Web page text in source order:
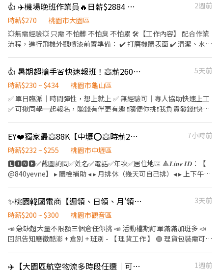
週休二日還見紅休(愛賺加班費的這邊有福了) 🚌免費交通車(免費先
報名就對了) ------------------------------------------------------
劉小姐帶你上班去🫶🏻 ᴸᴵᴺᴱ ᴵᴰ a0909080315
https://reurl.cc/Z8OmnW 加入請提供姓名｜電話｜職缺即可
👍 ✈️機場晚班作業員🔥日薪$2884 無經驗/暑期打工 可
2週前
時薪$270
桃園市大園區
💥無需經驗💥 只需 不怕髒 不怕臭 不怕累 🛠【工作內容】 配合作業
流程，進行飛機外觀噴漆前置準備： ✔️ 打磨機體表面 ✔️ 清潔、水
薪） 另有早班及其他職缺可詢問（早晚班都可配合優先錄取） 本公
司為 長榮航空安衛家族 長榮航太維修廠承攬商 表現穩定、出勤良
好， ✅有機會「轉任長榮航太本工」，享正式員工福利與升遷制度
供宿舍 薪水週領 面試需備良民證 有半年內申請的良民證可優先安排
👍 暑期超搶手🚨快速報班！高薪260🔥日領現賺💸多時段任選！
5天前
時薪$230 ~ $434
桃園市龜山區
✅ 單日臨派｜時間彈性，想上就上 ✅ 無經驗可｜專人協助快速上工
✅ 可揪同學一起報名，賺錢有伴更有趣 ❗️隨便你挑❗️我負責發錢❗️快找
17:30－22:30 夜班: 00:00－08:00 夜11班:23:00－08:00 晚9班：
21:00－06:00 ~~~~~~~~~~~~~~~~~~~~~~~~~~~~~~ 💸時薪230💸
專區 早9班：09:00 － 18:00 早8班：08:00 －17:00 午13班：13:00
－20:00 午14班：14:00－23:00 工作內容: 簡單分貨＋包裹整理 工作
地點： 📍地址: 桃園市龜山區頂湖二街
津貼加碼250~600💸 🕒 上班時段 ▪ 早班：08:00 - 17:00｜時薪
$210 ▪ 晚班：18:00 - 03:00｜時薪 $240 地址: 桃1📍桃園市大園區
建國路 桃3📍桃園市大園區中山南路 桃4📍桃園市觀音區玉林路一段
桃5📍桃園市觀音區寶倉街 桃6📍桃園市大園區航翔路 RC8📍桃園市
楊梅區環東路 桃9📍桃園市大園區建國路 桃17📍桃園市大園區開和
路 ━━━━━━━━━━━━━━━━━━━━━ ❤️𝑳𝒊𝒏𝒆 𝑰𝑫：
【@317tpzqd】明熙-Blue專員 加入後請留下您的姓名+電話+職缺
EY❤️獨家最高88K【中壢⭕高時薪255⭕等當兵可】班別自選.門市書審.週週領薪
7小時前
時薪$232 ~ $255
桃園市中壢區
🅻🅸🅽🅴✅截圖詢問✅姓名✅電話✅年次✅居住地區 🔺𝑳𝒊𝒏𝒆 𝑰𝑫：【
@840yevne】 ▸ 體檢補助 ◂ ▸ 月排休（幾天可自己排）◂ ▸ 上下午各
或禮品(到職滿三個月享有)◂ 【 職缺介紹 】 ✅ 工作產品 : 知名超商
的食品加工/便當/御飯糰/涼麵/沙拉/三明治 ✅ 工作內容 : 食品製作烹
調、料理、配料加工、包裝、前置(洗食材)、調理(料理食材) ✅ 廠區
地址 : 中壢區自強一路(中壢工業區) ✅ 薪資說明 : ⭕日班 220~232/H
班) ✅ 日班時段 : ★06:00～14:45★06:30～15:15★07:00～
✨桃園韓國電商【週領、日領、月'領、現金、匯款】【假日班皆有】交通車🩷
3天前
時薪$200 ~ $300
桃園市觀音區
📣 急缺超大量不限額三個倉任你挑 📣 活動檔期訂單滿滿加班多 📣
回訊告知應徵酷澎 + 倉別 + 班別 - 【 理貨工作 】 🟢 理貨包裝需可接
✈️【大園區航空物流多時段任選｜可日領｜高薪招募】 1週前